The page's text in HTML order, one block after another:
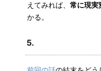
えてみれば、常に現実
かる。
5.